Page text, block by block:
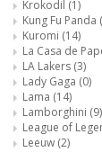
Krokodil (1)
Kung Fu Panda
Kuromi (14)
La Casa de
LA Lakers (3)
Lady Gaga (0)
Lama (14)
Lamborghini (9)
League of
Leeuw (2)